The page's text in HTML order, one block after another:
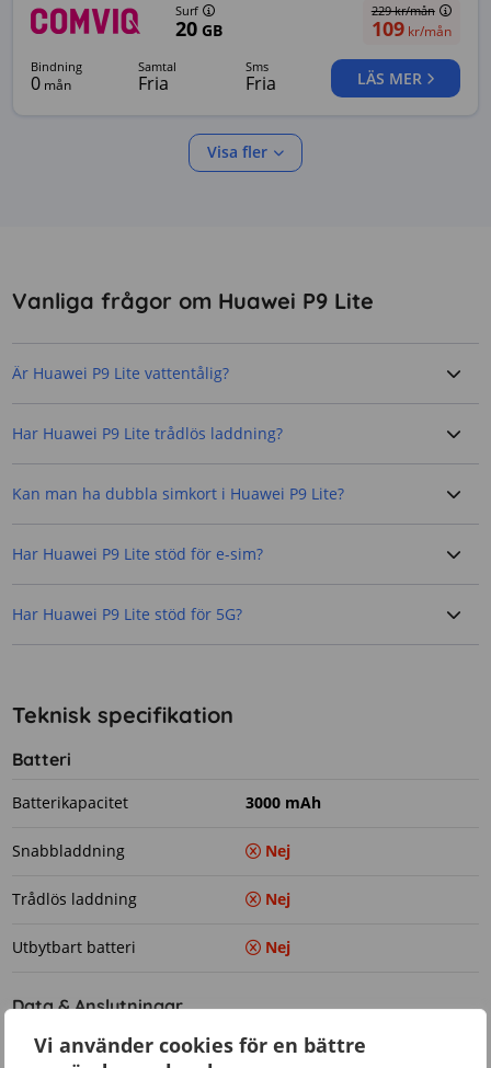
Vi använder cookies för en bättre
Surf
20GB
bindning
0 mån
samtal
Fria
sms
Fria
229kr/mån
109kr/mån
LÄS MER
Visa fler
Vanliga frågor om Huawei P9 Lite
Är Huawei P9 Lite vattentålig?
Har Huawei P9 Lite trådlös laddning?
Kan man ha dubbla simkort i Huawei P9 Lite?
Har Huawei P9 Lite stöd för e-sim?
Har Huawei P9 Lite stöd för 5G?
Teknisk specifikation
Batteri
Batterikapacitet 3000 mAh
Snabbladdning Nej
Trådlös laddning Nej
Utbytbart batteri Nej
Data & Anslutningar
Nej